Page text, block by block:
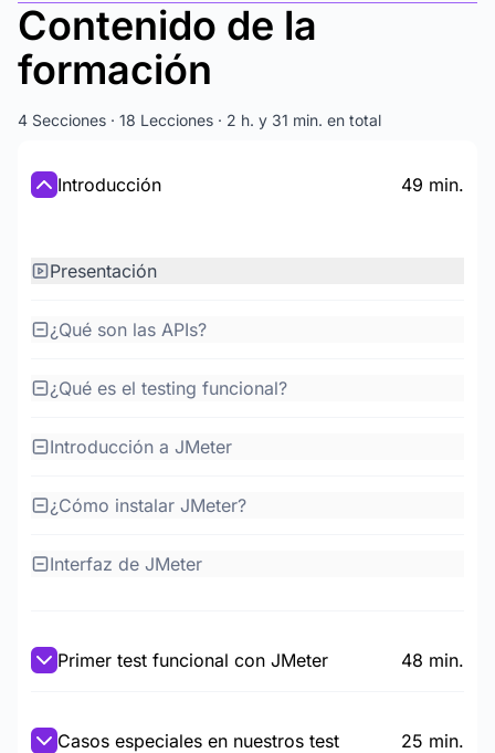
Contenido de la
formación
4 Secciones · 18 Lecciones · 2 h. y 31 min. en total
Introducción 49 min.
Presentación
¿Qué son las APIs?
¿Qué es el testing funcional?
Introducción a JMeter
¿Cómo instalar JMeter?
Interfaz de JMeter
Primer test funcional con JMeter 48 min.
Casos especiales en nuestros test 25 min.